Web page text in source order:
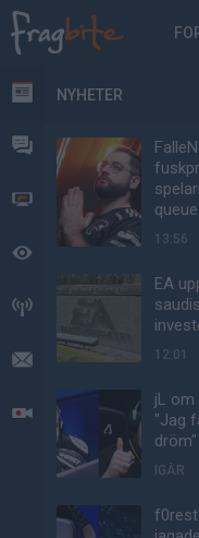
NYHETER
FORUM
VIDEO
MEDDELANDEN
LIVESÄNDNINGAR
NYHETER
queue
13:56
EA
12:01
jL om
"Jag
dröm"
IGÅR